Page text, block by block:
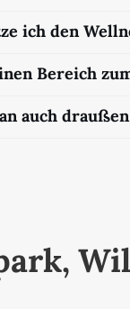
ich den
Bereich
auch